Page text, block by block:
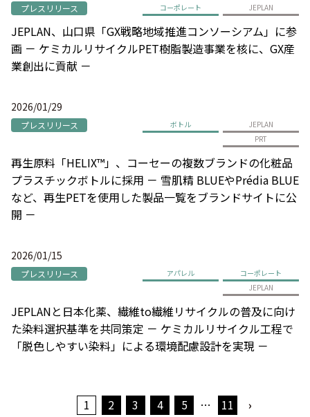
プレスリリース コーポレート JEPLAN
JEPLAN、山口県「GX戦略地域推進コンソーシアム」に参
画 － ケミカルリサイクルPET樹脂製造事業を核に、GX産
業創出に貢献 －
2026/01/29
プレスリリース ボトル
JEPLAN
PRT
再生原料「HELIX™」、コーセーの複数ブランドの化粧品
プラスチックボトルに採用 － 雪肌精 BLUEやPrédia BLUE
など、再生PETを使用した製品一覧をブランドサイトに公
開 －
2026/01/15
プレスリリース アパレル
コーポレート
JEPLAN
JEPLANと日本化薬、繊維to繊維リサイクルの普及に向け
た染料選択基準を共同策定 － ケミカルリサイクル工程で
「脱色しやすい染料」による環境配慮設計を実現 －
1 2 3 4 5 … 11 ›